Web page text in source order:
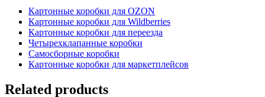
Картонные коробки для OZON
Картонные коробки для Wildberries
Картонные коробки для переезда
Четырехклапанные коробки
Самосборные коробки
Картонные коробки для маркетплейсов
Related products